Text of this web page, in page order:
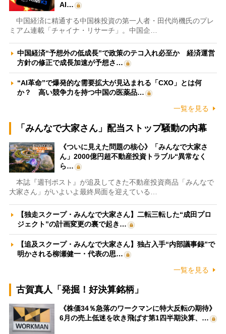
AI…
中国経済に精通する中国株投資の第一人者・田代尚機氏のプレ
ミアム連載「チャイナ・リサーチ」。中国企…
中国経済“予想外の低成長”で政策のテコ入れ必至か 経済運営
方針の修正で成長加速が予想さ…
“AI革命”で爆発的な需要拡大が見込まれる「CXO」とは何
か？ 高い競争力を持つ中国の医薬品…
一覧を見る
「みんなで大家さん」配当ストップ騒動の内幕
《ついに見えた問題の核心》「みんなで大家さ
ん」2000億円超不動産投資トラブル“異常なく
ら…
本誌『週刊ポスト』が追及してきた不動産投資商品「みんなで
大家さん」がいよいよ最終局面を迎えている…
【独走スクープ・みんなで大家さん】二転三転した“成田プロ
ジェクト”の計画変更の裏で起き…
【追及スクープ・みんなで大家さん】独占入手“内部議事録”で
明かされる柳瀬健一・代表の思…
一覧を見る
古賀真人「発掘！好決算銘柄」
《株価34％急落のワークマンに特大反転の期待》
6月の売上低迷を吹き飛ばす第1四半期決算、…